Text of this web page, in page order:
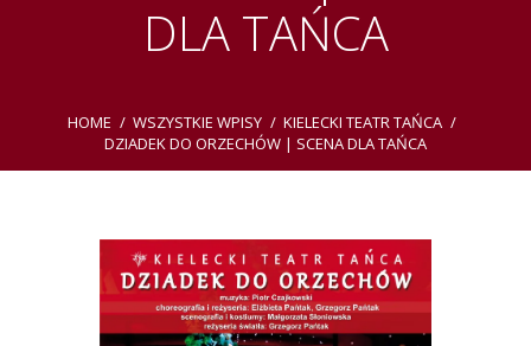
DLA TAŃCA
HOME WSZYSTKIE WPISY
KIELECKI TEATR TAŃCA
DZIADEK DO ORZECHÓW | SCENA DLA TAŃCA